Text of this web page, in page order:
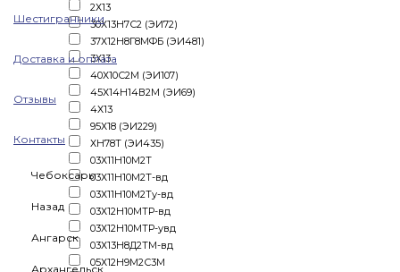
Шестигранники
Доставка и оплата
Отзывы
Контакты
Чебоксары
Назад
Ангарск
Архангельск
2Х13
30Х13Н7С2 (ЭИ72)
37Х12Н8Г8МФБ (ЭИ481)
3Х13
40Х10С2М (ЭИ107)
45Х14Н14В2М (ЭИ69)
4Х13
95Х18 (ЭИ229)
ХН78Т (ЭИ435)
03Х11Н10М2Т
03Х11Н10М2Т-вд
03Х11Н10М2Ту-вд
03Х12Н10МТР-вд
03Х12Н10МТР-увд
03Х13Н8Д2ТМ-вд
05Х12Н9М2С3М